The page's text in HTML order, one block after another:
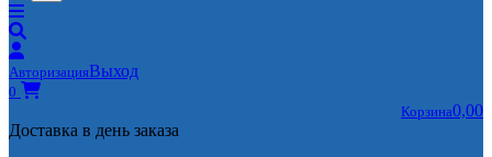
АвторизацияВыход
0
Корзина0,00
Доставка в день заказа